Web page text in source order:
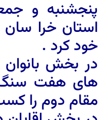
پنجشنبه و
استان خرا
خود کرد .
در بخش
های هفت سنگ
مقام دوم را